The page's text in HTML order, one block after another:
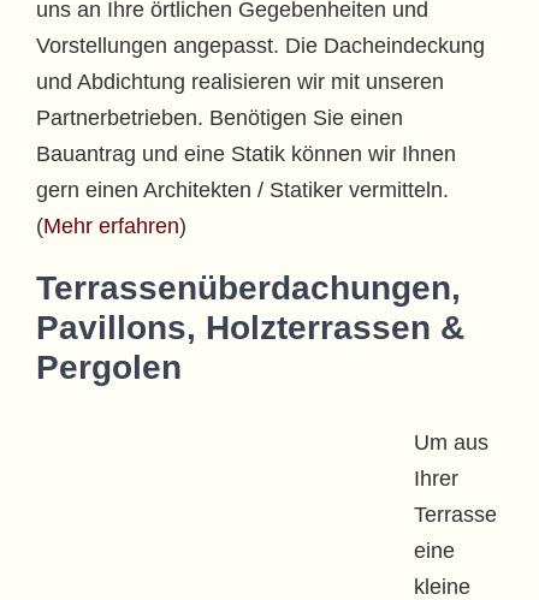
uns an Ihre örtlichen Gegebenheiten und
Vorstellungen angepasst. Die Dacheindeckung
und Abdichtung realisieren wir mit unseren
Partnerbetrieben. Benötigen Sie einen
Bauantrag und eine Statik können wir Ihnen
gern einen Architekten / Statiker vermitteln.
(Mehr erfahren)
Terrassenüberdachungen,
Pavillons, Holzterrassen &
Pergolen
Um aus
Ihrer
Terrasse
eine
kleine